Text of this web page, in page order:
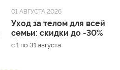
01 АВГУСТА 2026
Уход за телом для всей
семьи: скидки до -30%
с 1 по 31 августа